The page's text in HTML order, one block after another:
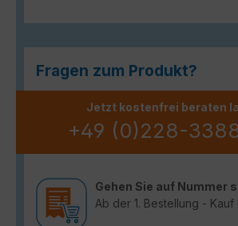
Fragen zum Produkt?
Jetzt kostenfrei beraten
+49 (0)228-
Gehen Sie auf Nummer
Ab der 1. Bestellung -